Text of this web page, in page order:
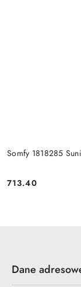
Somfy 1818285
Cena:
713.40
Dane